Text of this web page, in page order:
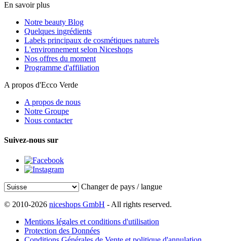
En savoir plus
Notre beauty Blog
Quelques ingrédients
Labels principaux de cosmétiques naturels
L'environnement selon Niceshops
Nos offres du moment
Programme d'affiliation
A propos d'Ecco Verde
A propos de nous
Notre Groupe
Nous contacter
Suivez-nous sur
Changer de pays / langue
© 2010-2026 niceshops GmbH - All rights reserved.
Mentions légales et conditions d'utilisation
Protection des Données